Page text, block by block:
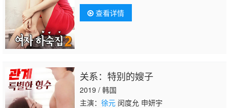
查看详情
关系：特别的嫂子
2019 / 韩国
主演： 徐元闵度允 申妍宇